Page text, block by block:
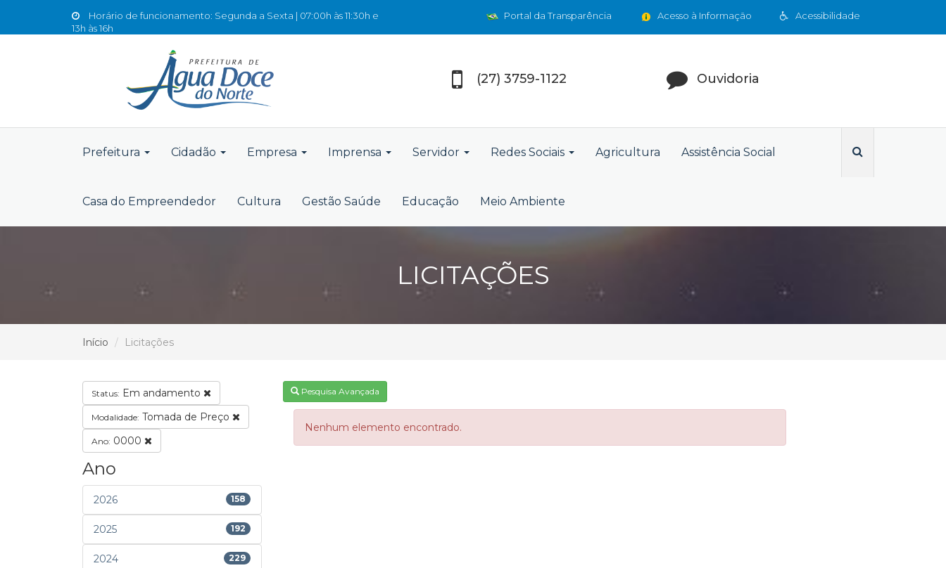
Horário de funcionamento: Segunda a Sexta | 07:00h às 11:30h e
13h às 16h
Acessibilidade
Acesso à Informação
Portal da Transparência
(27) 3759-1122 Ouvidoria
Prefeitura Cidadão Empresa Imprensa Servidor Redes Sociais Agricultura Assistência Social
Casa do Empreendedor Cultura Gestão Saúde Educação Meio Ambiente
LICITAÇÕES
Início Licitações
Status: Em andamento
Modalidade: Tomada de Preço
Ano: 0000
Ano
2026 158
2025 192
2024 229
Pesquisa Avançada
Nenhum elemento encontrado.